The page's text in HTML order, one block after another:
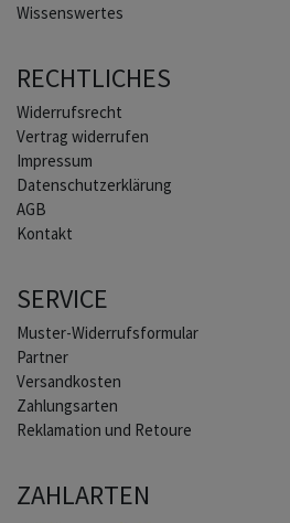
Wissenswertes
RECHTLICHES
Widerrufs­recht
Vertrag widerrufen
Impressum
Daten­schutz­erklärung
AGB
Kontakt
SERVICE
Muster-Widerrufsformular
Partner
Versandkosten
Zahlungsarten
Reklamation und Retoure
ZAHLARTEN